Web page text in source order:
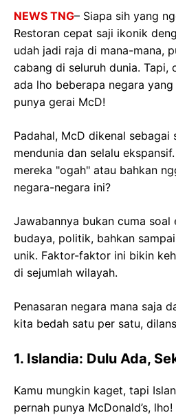
NEWS TNG– Siapa sih yang
Restoran cepat saji ikonik
udah jadi raja di mana-mana,
cabang di seluruh dunia. Tapi,
ada lho beberapa negara
punya gerai McD!
Padahal, McD dikenal sebagai
mendunia dan selalu
mereka "ogah" atau bahkan
negara-negara ini?
Jawabannya bukan cuma soal
budaya, politik, bahkan
unik. Faktor-faktor ini bikin
di sejumlah wilayah.
Penasaran negara mana saja
kita bedah satu per satu,
1. Islandia: Dulu Ada,
Kamu mungkin kaget, tapi
pernah punya McDonald’s,